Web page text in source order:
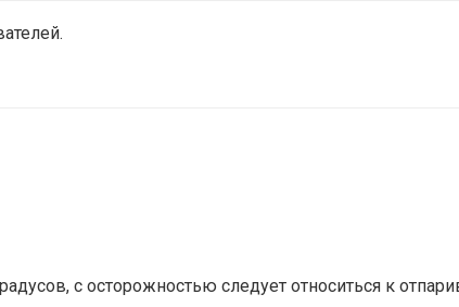
с осторожностью следует относиться к